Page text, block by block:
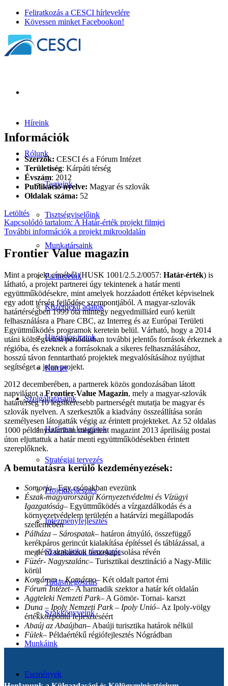
Feliratkozás a CESCI hírlevelére
Kövessen minket Facebookon!
Híreink
Rólunk
Tagjaink
Tisztségviselőink
Munkatársaink
Partnereink
Közérdekű adatok
Hivatalos iratok
Karrier
Szolgáltatásaink
Határtani kutatások
Stratégiai tervezés
Projektfejlesztés
Intézményfejlesztés
Szakpolitikai támogatás
Tudásmegosztás
Szakkönyveink
Munkáink
Események
Információk
Szerzők: CESCI és a Fórum Intézet
Területiség: Kárpáti térség
Évszám: 2012
Publikáció nyelve: Magyar és szlovák
Oldalak száma: 52
Letöltés
Kapcsolódó tartalom: A Határ-érték projekt filmjei
További információk a projekt mikrooldalán
Frontier Value magazin
Mint a projekt címéből (HUSK 1001/2.5.2/0057: Határ-érték) is
látható, a projekt partnerei úgy tekintenek a határ menti
együttműködésekre, mint amelyek hozzáadott értéket képviselnek
egy adott térség fejlődése szempontjából. A magyar-szlovák
határtérségben 1999 óta mintegy negyedmilliárd euró került
felhasználásra a Phare CBC, az Interreg és az Európai Területi
Együttműködés programok keretein belül. Várható, hogy a 2014
utáni költségvetési periódusban további jelentős források érkeznek a
régióba, és ezeknek a forrásoknak a sikeres felhasználásához,
hosszú távon fenntartható projektek megvalósításához nyújthat
segítséget a jelen projekt.
2012 decemberében, a partnerek közös gondozásában látott
napvilágot aFrontier-Value Magazin, mely a magyar-szlovák
határtérség 10 legsikeresebb partnerségét mutatja be magyar és
szlovák nyelven. A szerkesztők a kiadvány összeállítása során
személyesen látogatták végig az érintett projekteket. Az 52 oldalas
1000 példányszámban megjelent magazint 2013 áprilisáig postai
úton eljuttattuk a határ menti együttműködésekben érintett
szereplőknek.
A bemutatásra kerülő kezdeményezések:
Somorja– Egy csónakban evezünk
Észak-magyarországi Környezetvédelmi és Vízügyi
Igazgatóság– Együttműködés a vízgazdálkodás és a
környezetvédelem területén a határvízi megállapodás
szellemében
Pálháza – Sárospatak– határon átnyúló, összefüggő
kerékpáros gerincút kialakítása építéssel és táblázással, a
meglévő szakaszok összekapcsolása révén
Füzér- Nagyszalánc– Turisztikai desztináció a Nagy-Milic
körül
Komárom – Komárno– Két oldalt partot érni
Fórum Intézet– A harmadik szektor a határ két oldalán
Aggteleki Nemzeti Park– A Gömör- Tornai- karszt
Duna – Ipoly Nemzeti Park – Ipoly Unió– Az Ipoly-völgy
értékközpontú fejlesztéséért
Abaúj az Abaújban– Abaúji turisztika határok nélkül
Fülek– Példaértékű régiófejlesztés Nógrádban